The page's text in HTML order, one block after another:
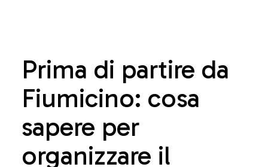
Prima di partire da
Fiumicino: cosa
sapere per
organizzare il